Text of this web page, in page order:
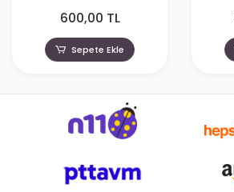
600,00 TL
Sepete Ekle